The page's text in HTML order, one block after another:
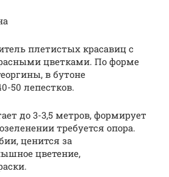
плетистых красавиц с
цветками. По форме
в бутоне
50 лепестков.
до 3-3,5 метров, формирует
требуется опора.
ценится за
цветение,